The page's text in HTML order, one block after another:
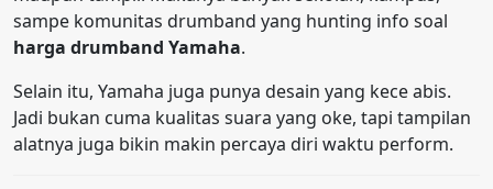
sampe komunitas drumband yang hunting info soal
harga drumband Yamaha.
Selain itu, Yamaha juga punya desain yang kece abis.
Jadi bukan cuma kualitas suara yang oke, tapi tampilan
alatnya juga bikin makin percaya diri waktu perform.